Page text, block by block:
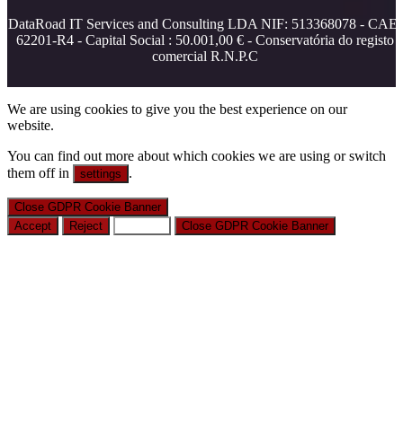
DataRoad IT Services and Consulting LDA NIF: 513368078 - CAE:
62201-R4 - Capital Social : 50.001,00 € - Conservatória do registo
comercial R.N.P.C
We are using cookies to give you the best experience on our
website.
You can find out more about which cookies we are using or switch
them off in
settings .
Close GDPR Cookie Banner
Accept
Reject Close GDPR Cookie Banner